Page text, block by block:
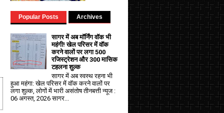
Popular Posts Archives
सागर में अब मॉर्निंग वॉक भी
महंगी! खेल परिसर में वॉक
करने वालों पर लगा ₹500
रजिस्ट्रेशन और ₹300 मासिक
टहलना शुल्क
सागर में अब स्वस्थ रहना भी
हुआ महंगा: खेल परिसर में वॉक करने वालों पर
लगा शुल्क, लोगों में भारी असंतोष तीनबत्ती न्यूज :
06 अगस्त, 2026 सागर...